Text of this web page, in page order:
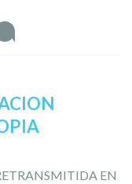
EN